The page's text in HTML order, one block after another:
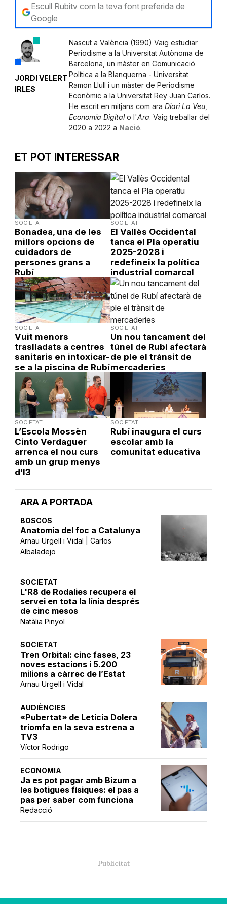
ARA A PORTADA
BOSCOS
Anatomia del foc a Catalunya
Arnau Urgell i Vidal | Carlos
Albaladejo
SOCIETAT
L'R8 de Rodalies recupera el
servei en tota la línia després
de cinc mesos
Natàlia Pinyol
SOCIETAT
Tren Orbital: cinc fases, 23
noves estacions i 5.200
milions a càrrec de l’Estat
Arnau Urgell i Vidal
AUDIÈNCIES
«Pubertat» de Leticia Dolera
triomfa en la seva estrena a
TV3
Víctor Rodrigo
ECONOMIA
Ja es pot pagar amb Bizum a
les botigues físiques: el pas a
pas per saber com funciona
Redacció
Escull Rubitv com la teva font preferida de
Google
JORDI VELERT
IRLES
Nascut a València (1990) Vaig estudiar
Periodisme a la Universitat Autònoma de
Barcelona, un màster en Comunicació
Política a la Blanquerna - Universitat
Ramon Llull i un màster de Periodisme
Econòmic a la Universitat Rey Juan Carlos.
He escrit en mitjans com araDiari La Veu
Economía Digitalo l'Ara. Vaig treballar del
2020 a 2022 a Nació.
ET POT INTERESSAR
SOCIETAT
Bonadea, una de les
millors opcions de
cuidadors de
persones grans a
Rubí
SOCIETAT
El Vallès Occidental
tanca el Pla operatiu
2025-2028 i
redefineix la política
industrial comarcal
SOCIETAT
Vuit menors
traslladats a centres
sanitaris en intoxicar-
se a la piscina de Rubí
SOCIETAT
Un nou tancament del
túnel de Rubí afectarà
de ple el trànsit de
mercaderies
SOCIETAT
L’Escola Mossèn
Cinto Verdaguer
arrenca el nou curs
amb un grup menys
d’I3
SOCIETAT
Rubí inaugura el curs
escolar amb la
comunitat educativa